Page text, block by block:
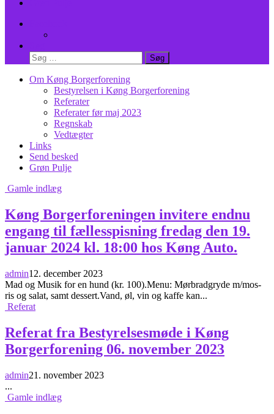
Søg
efter:
Om Køng Borgerforening
Bestyrelsen i Køng Borgerforening
Referater
Referater før maj 2023
Regnskab
Vedtægter
Links
Send besked
Grøn Pulje
Gamle indlæg
Køng Borgerforeningen invitere endnu
engang til fællesspisning fredag den 19.
januar 2024 kl. 18:00 hos Køng Auto.
admin12. december 2023
Mad og Musik for en hund (kr. 100).Menu: Mørbradgryde m/mos-
ris og salat, samt dessert.Vand, øl, vin og kaffe kan...
Referat
Referat fra Bestyrelsesmøde i Køng
Borgerforening 06. november 2023
admin21. november 2023
...
Gamle indlæg